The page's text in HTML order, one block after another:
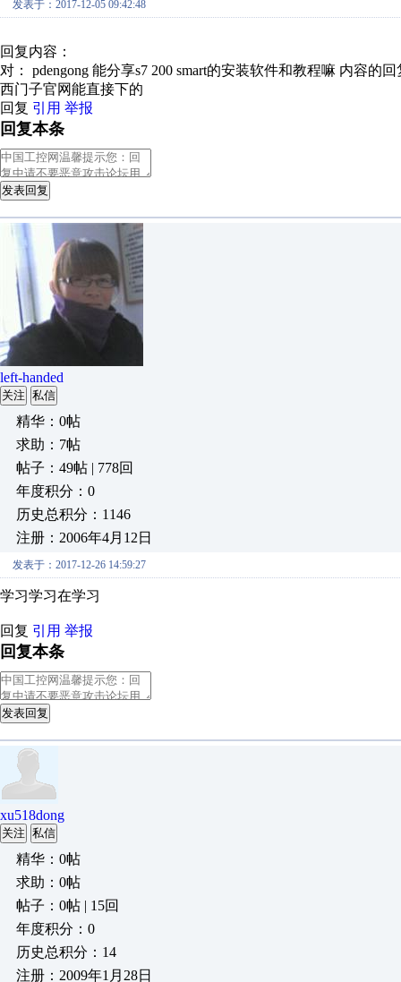
发表于：2017-12-05 09:42:48
回复内容：
对： pdengong 能分享s7 200 smart的安装软件和教程嘛 内容的回
西门子官网能直接下的
回复 引用 举报
回复本条
发表回复
left-handed
关注 私信
精华：0帖
求助：7帖
帖子：49帖 | 778回
年度积分：0
历史总积分：1146
注册：2006年4月12日
发表于：2017-12-26 14:59:27
学习学习在学习
回复 引用 举报
回复本条
发表回复
xu518dong
关注 私信
精华：0帖
求助：0帖
帖子：0帖 | 15回
年度积分：0
历史总积分：14
注册：2009年1月28日